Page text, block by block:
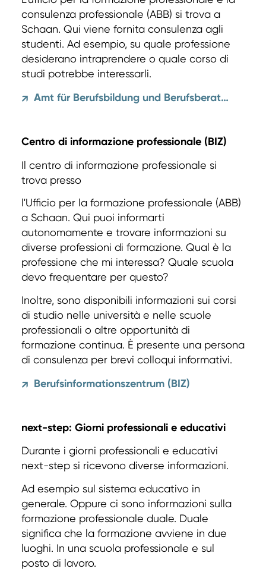
consulenza professionale (ABB) si trova a
Schaan. Qui viene fornita consulenza agli
studenti. Ad esempio, su quale professione
desiderano intraprendere o quale corso di
studi potrebbe interessarli.
↗ Amt für Berufsbildung und Berufsberatung
Centro di informazione professionale (BIZ)
Il centro di informazione professionale si
trova presso
l'Ufficio per la formazione professionale (ABB)
a Schaan. Qui puoi informarti
autonomamente e trovare informazioni su
diverse professioni di formazione. Qual è la
professione che mi interessa? Quale scuola
devo frequentare per questo?
Inoltre, sono disponibili informazioni sui corsi
di studio nelle università e nelle scuole
professionali o altre opportunità di
formazione continua. È presente una persona
di consulenza per brevi colloqui informativi.
↗ Berufsinformationszentrum (BIZ)
next-step: Giorni professionali e educativi
Durante i giorni professionali e educativi
next-step si ricevono diverse informazioni.
Ad esempio sul sistema educativo in
generale. Oppure ci sono informazioni sulla
formazione professionale duale. Duale
significa che la formazione avviene in due
luoghi. In una scuola professionale e sul
posto di lavoro.